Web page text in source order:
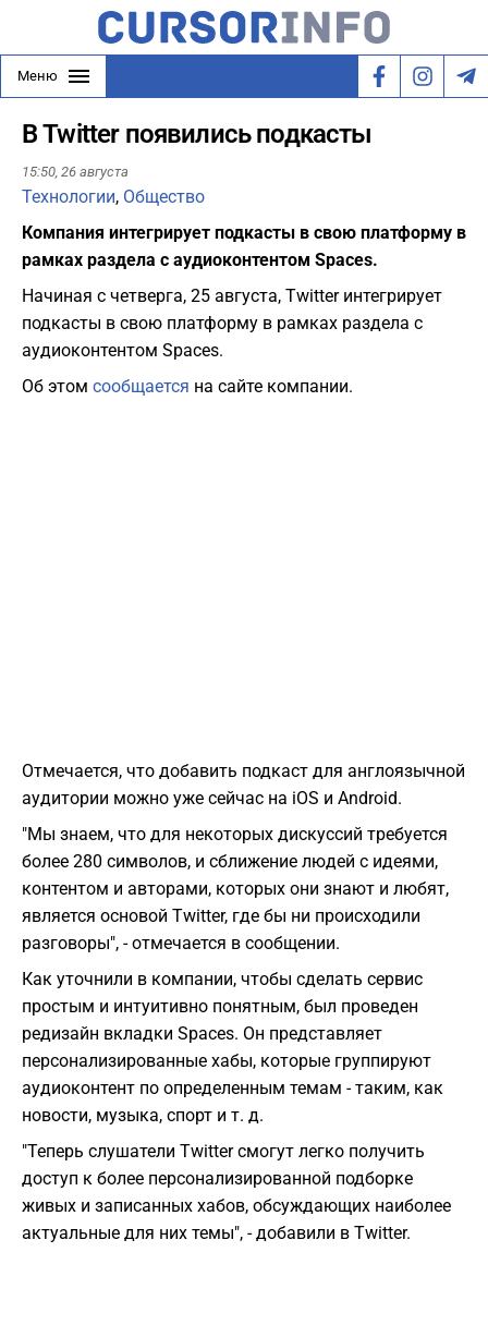
Меню
В Twitter появились подкасты
15:50, 26 августа
Технологии, Общество
Компания интегрирует подкасты в свою платформу в
рамках раздела с аудиоконтентом Spaces.
Начиная с четверга, 25 августа, Twitter интегрирует
подкасты в свою платформу в рамках раздела с
аудиоконтентом Spaces.
Об этом сообщается на сайте компании.
Отмечается, что добавить подкаст для англоязычной
аудитории можно уже сейчас на iOS и Android.
"Мы знаем, что для некоторых дискуссий требуется
более 280 символов, и сближение людей с идеями,
контентом и авторами, которых они знают и любят,
является основой Twitter, где бы ни происходили
разговоры", - отмечается в сообщении.
Как уточнили в компании, чтобы сделать сервис
простым и интуитивно понятным, был проведен
редизайн вкладки Spaces. Он представляет
персонализированные хабы, которые группируют
аудиоконтент по определенным темам - таким, как
новости, музыка, спорт и т. д.
"Теперь слушатели Twitter смогут легко получить
доступ к более персонализированной подборке
живых и записанных хабов, обсуждающих наиболее
актуальные для них темы", - добавили в Twitter.